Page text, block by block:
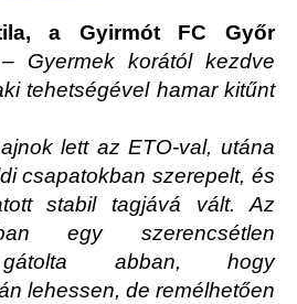
a Gyirmót FC Győr
– Gyermek korától kezdve
tehetségével hamar kitűnt
lett az ETO-val, utána
csapatokban szerepelt, és
stabil tagjává vált. Az
egy szerencsétlen
gátolta abban, hogy
lehessen, de remélhetően